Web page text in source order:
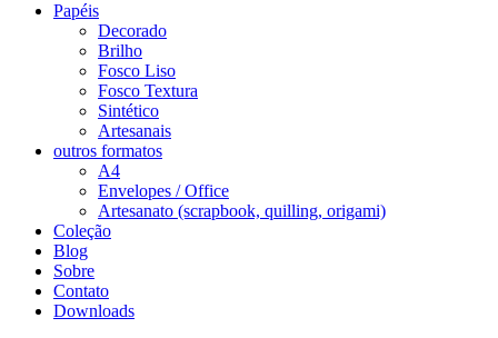
Papéis
Decorado
Brilho
Fosco Liso
Fosco Textura
Sintético
Artesanais
outros formatos
A4
Envelopes / Office
Artesanato (scrapbook, quilling, origami)
Coleção
Blog
Sobre
Contato
Downloads